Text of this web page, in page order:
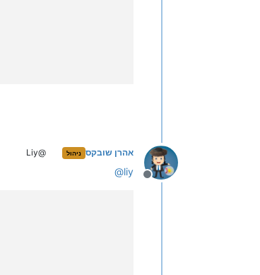
מנותק
אהרן שובקס ניהול @Liy
@liy